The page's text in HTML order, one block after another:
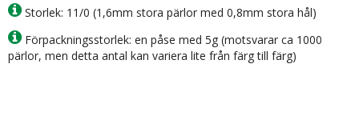
Storlek: 11/0 (1,6mm stora pärlor med 0,8mm stora hål)
Förpackningsstorlek: en påse med 5g (motsvarar ca 1000
pärlor, men detta antal kan variera lite från färg till färg)